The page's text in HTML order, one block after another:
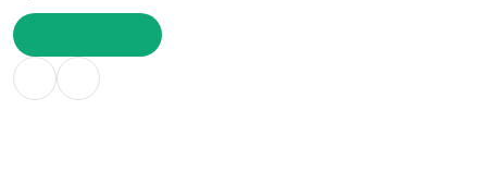
LISA OSTUKORVI